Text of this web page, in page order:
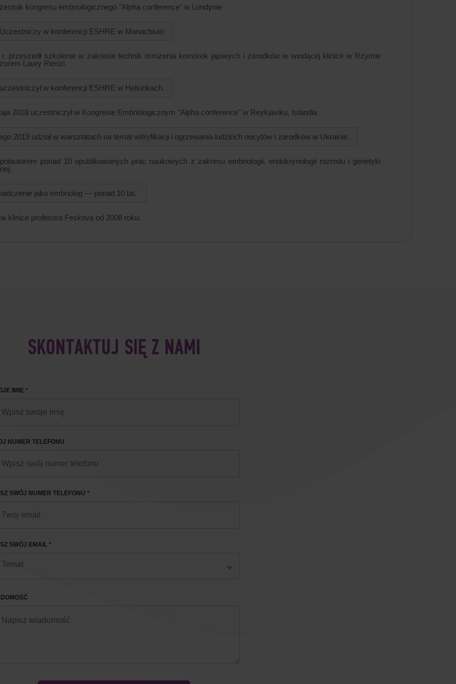
kongresu embriologicznego "Alpha conference" w Londynie
w konferencji ESHRE w Monachium
przeszedł szkolenie w zakresie technik mrożenia komórek jajowych i zarodków w wiodącej klinice w Rzymie
Laury Rienzi.
w konferencji ESHRE w Helsinkach.
2018 uczestniczył w Kongresie Embriologicznym "Alpha conference" w Reykjaviku, Islandia
2019 udział w warsztatach na temat witryfikacji i ogrzewania ludzkich oocytów i zarodków w Ukrainie.
ponad 10 opublikowanych prac naukowych z zakresu embriologii, endokrynologii rozrodu i genetyki
jako embriolog ― ponad 10 lat.
klinice profesora Feskova od 2008 roku.
SKONTAKTUJ SIĘ Z NAMI
IMIĘ *
NUMER TELEFONU
SWÓJ NUMER TELEFONU *
SWÓJ EMAIL *